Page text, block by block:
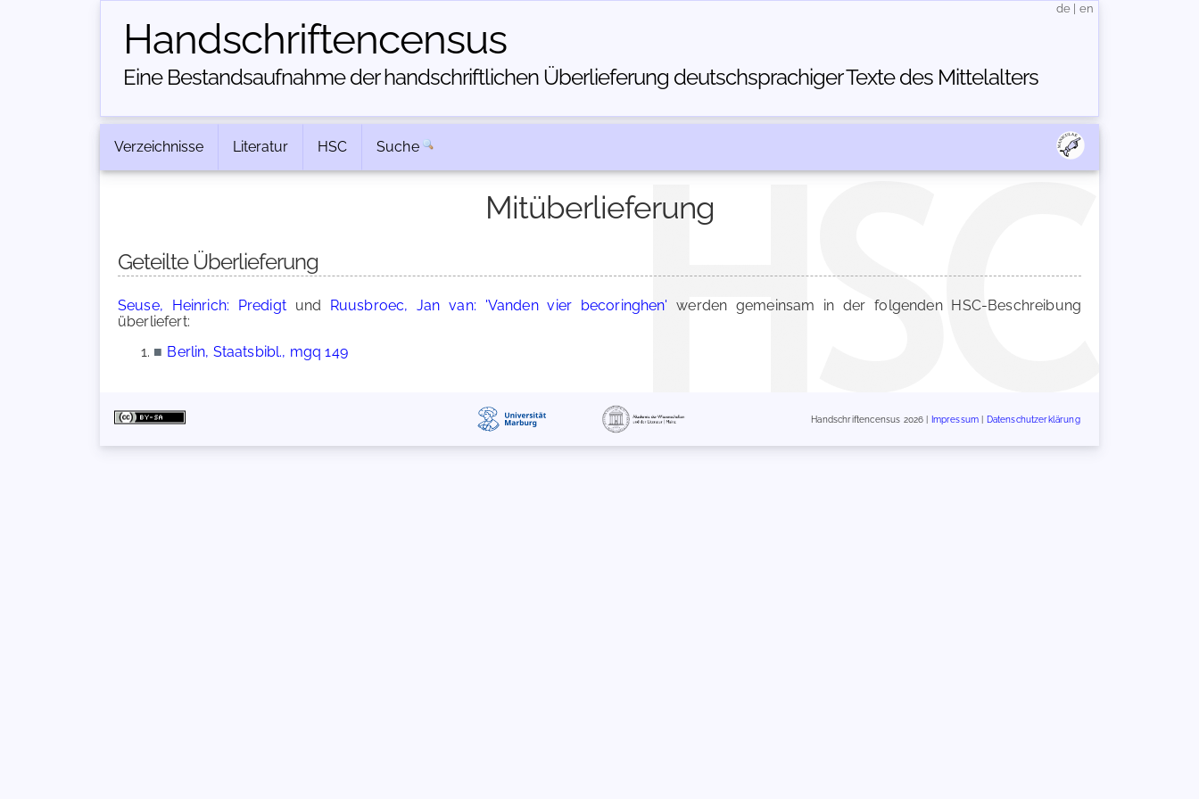
Handschriften­census
Eine Bestandsaufnahme der handschriftlichen Über­lieferung deutschsprachiger Texte des Mittelalters
de en
Verzeichnisse Literatur HSC Suche
Mitüberlieferung
Geteilte Überlieferung
Seuse, Heinrich: Predigtund Ruusbroec, Jan van: 'Vanden vier becoringhen' werden gemeinsam in der folgenden HSC-Beschreibung
überliefert:
■ Berlin, Staatsbibl., mgq 149
Handschriftencensus 2026 | Impressum Datenschutzerklärung